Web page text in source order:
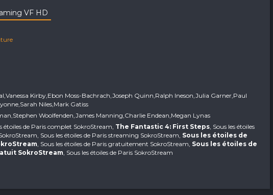
VF HD
Kirby,Ebon Moss-Bachrach,Joseph Quinn,Ralph Ineson,Julia Garner,Paul
Niles,Mark Gatiss
Woolfenden,James Manning,Charlie Endean,Megan Lynas
étoiles de Paris complet SokroStream, The Fantastic 4: First Steps, Sous les étoiles
Sous les étoiles de Paris streaming SokroStream, Sous les étoiles de
, Sous les étoiles de Paris gratuitement SokroStream, Sous les étoiles de
SokroStream, Sous les étoiles de Paris SokroStream